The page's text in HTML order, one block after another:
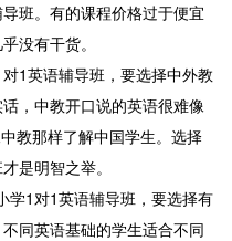
班。有的课程价格过于便宜
没有干货。
1英语辅导班，要选择中外教
，中教开口说的英语很难像
教那样了解中国学生。选择
是明智之举。
1对1英语辅导班，要选择有
同英语基础的学生适合不同